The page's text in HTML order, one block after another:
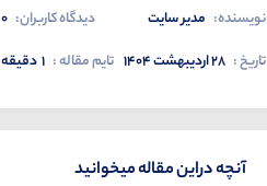
نویسنده: مدیر سایت دیدگاه کاربران: 0
تاریخ : ۲۸ اردیبهشت ۱۴۰۴ تایم مقاله : 1دقیقه
آنچه دراین مقاله میخوانید